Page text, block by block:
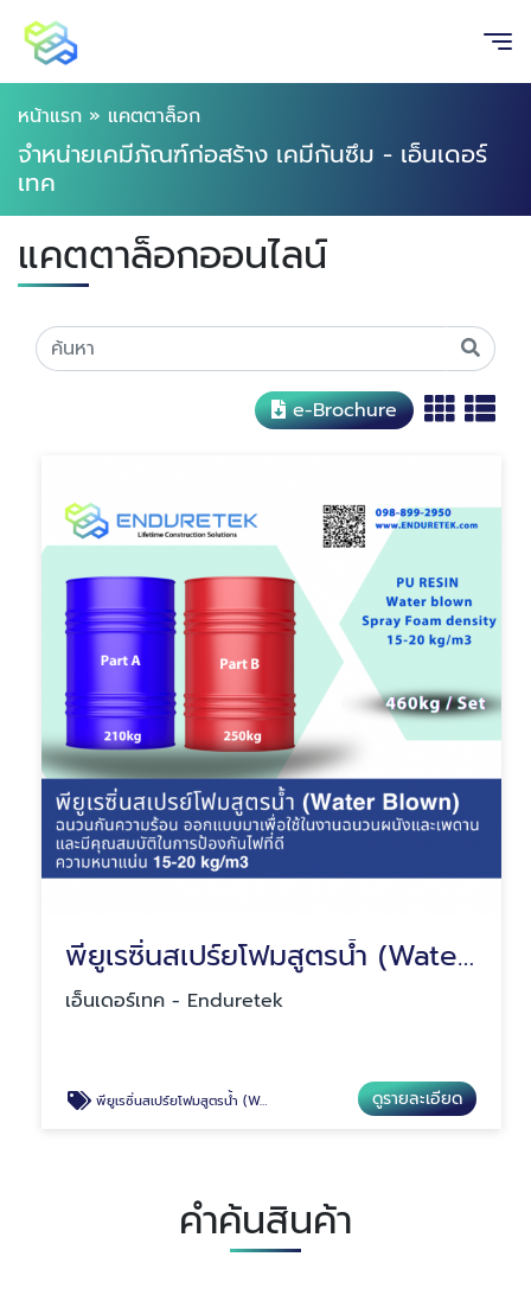
หน้าแรก » แคตตาล็อก
จำหน่ายเคมีภัณฑ์ก่อสร้าง เคมีกันซึม - เอ็นเดอร์
เทค
แคตตาล็อกออนไลน์
e-Brochure
พียูเรซิ่นสเปร์ยโฟมสูตรน้ำ (Water blown)
เอ็นเดอร์เทค - Enduretek
พียูเรซิ่นสเปร์ยโฟมสูตรน้ำ (Water blown) ดูรายละเอียด
คำค้นสินค้า